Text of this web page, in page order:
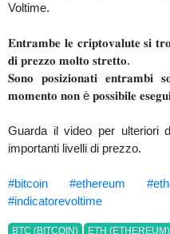
Voltime.
𝐄𝐧𝐭𝐫𝐚𝐦𝐛𝐞 𝐥𝐞 𝐜𝐫𝐢𝐩𝐭𝐨𝐯𝐚𝐥𝐮𝐭𝐞 𝐬𝐢
𝐝𝐢 𝐩𝐫𝐞𝐳𝐳𝐨 𝐦𝐨𝐥𝐭𝐨 𝐬𝐭𝐫𝐞𝐭𝐭𝐨.
𝐒𝐨𝐧𝐨 𝐩𝐨𝐬𝐢𝐳𝐢𝐨𝐧𝐚𝐭𝐢 𝐞𝐧𝐭𝐫𝐚𝐦𝐛𝐢
𝐦𝐨𝐦𝐞𝐧𝐭𝐨 𝐧𝐨𝐧 è 𝐩𝐨𝐬𝐬𝐢𝐛𝐢𝐥𝐞
Guarda il video per ulteriori
importanti livelli di prezzo.
#bitcoin #ethereum
#indicatorevoltime
BTC (BITCOIN) ETH (ETHEREUM)